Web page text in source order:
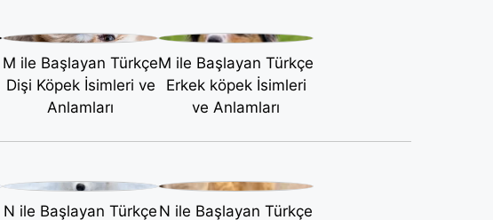
M ile Başlayan Türkçe
Dişi Köpek İsimleri ve
Anlamları
M ile Başlayan Türkçe
Erkek köpek İsimleri
ve Anlamları
N ile Başlayan Türkçe N ile Başlayan Türkçe